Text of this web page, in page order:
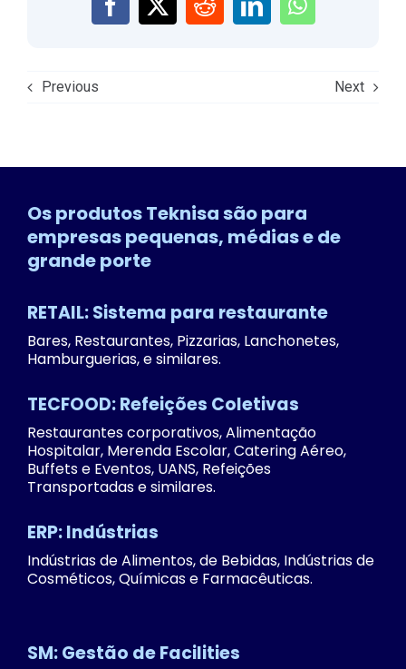
Previous Next
Os produtos Teknisa são para
empresas pequenas, médias e de
grande porte
RETAIL: Sistema para restaurante
Bares, Restaurantes, Pizzarias, Lanchonetes,
Hamburguerias, e similares.
TECFOOD: Refeições Coletivas
Restaurantes corporativos, Alimentação
Hospitalar, Merenda Escolar, Catering Aéreo,
Buffets e Eventos, UANS, Refeições
Transportadas e similares.
ERP: Indústrias
Indústrias de Alimentos, de Bebidas, Indústrias de
Cosméticos, Químicas e Farmacêuticas.
SM: Gestão de Facilities